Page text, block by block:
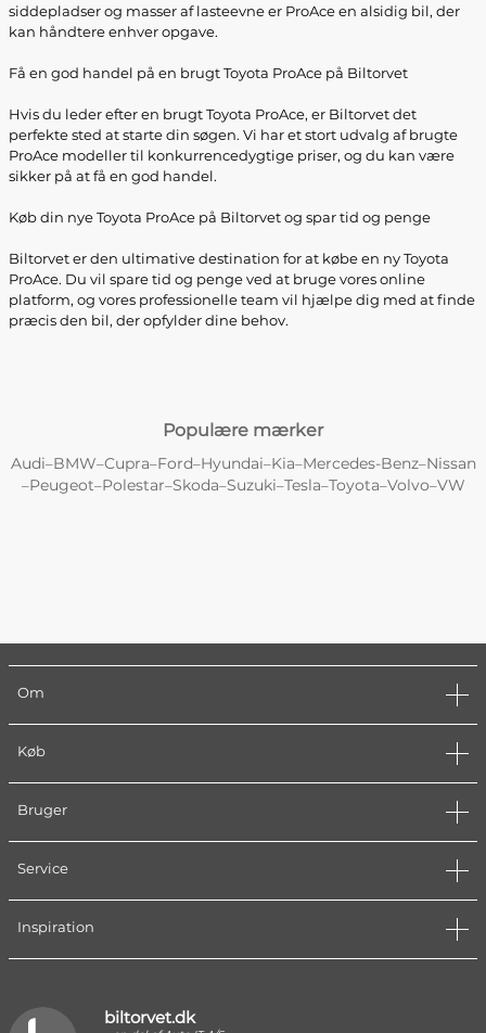
siddepladser og masser af lasteevne er ProAce en alsidig bil, der
kan håndtere enhver opgave.
Få en god handel på en brugt Toyota ProAce på Biltorvet
Hvis du leder efter en brugt Toyota ProAce, er Biltorvet det
perfekte sted at starte din søgen. Vi har et stort udvalg af brugte
ProAce modeller til konkurrencedygtige priser, og du kan være
sikker på at få en god handel.
Køb din nye Toyota ProAce på Biltorvet og spar tid og penge
Biltorvet er den ultimative destination for at købe en ny Toyota
ProAce. Du vil spare tid og penge ved at bruge vores online
platform, og vores professionelle team vil hjælpe dig med at finde
præcis den bil, der opfylder dine behov.
Populære mærker
Audi–BMW–Cupra–Ford–Hyundai–Kia–Mercedes-Benz–Nissan
–Peugeot–Polestar–Skoda–Suzuki–Tesla–Toyota–Volvo–VW
Om
Køb
Bruger
Service
Inspiration
biltorvet.dk